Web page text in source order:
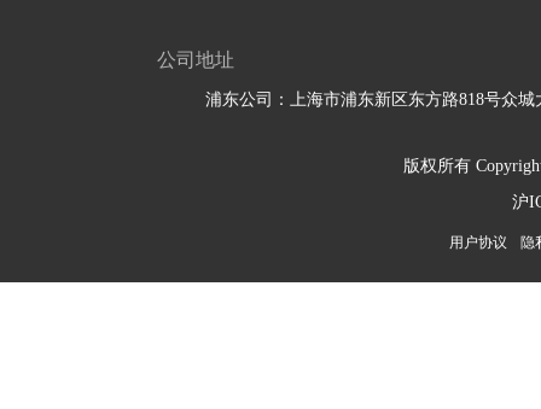
公司地址
浦东公司：上海市浦东新区东方路818号众城
版权所有
沪
用户协议 隐